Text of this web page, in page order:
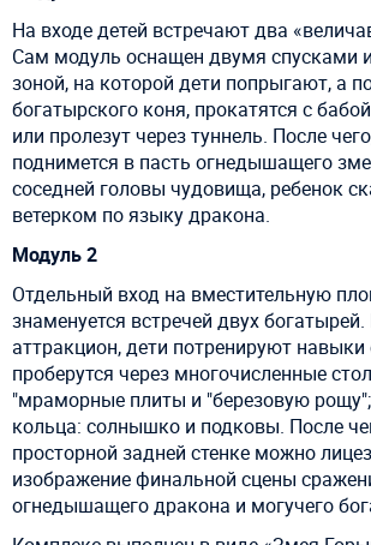
На входе детей встречают два
Сам модуль оснащен двумя спусками
зоной, на которой дети попрыгают, а
богатырского коня, прокатятся с
или пролезут через туннель. После
поднимется в пасть огнедышащего
соседней головы чудовища, ребенок
ветерком по языку дракона.
Модуль 2
Отдельный вход на вместительную
знаменуется встречей двух
аттракцион, дети потренируют навыки
проберутся через многочисленные
"мраморные плиты и "березовую
кольца: солнышко и подковы. После
просторной задней стенке можно
изображение финальной сцены
огнедышащего дракона и могучего